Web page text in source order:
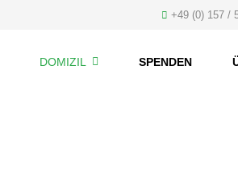
+49 (0) 157 /
DOMIZIL SPENDEN